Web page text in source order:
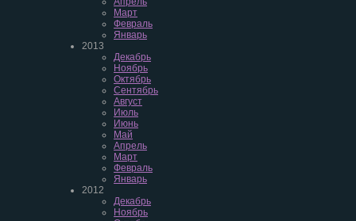
Март
Февраль
Январь
2013
Декабрь
Ноябрь
Октябрь
Сентябрь
Август
Июль
Июнь
Май
Апрель
Март
Февраль
Январь
2012
Декабрь
Ноябрь